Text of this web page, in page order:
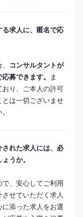
求人に、匿名で応
コンサルタントが
募できます。 ま
り、ご本人の許可
は一切ございませ
れた求人には、必
うか。
、安心してご利用
せていただく求人
添った求人をお選